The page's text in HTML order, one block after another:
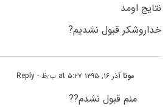
نتایج اومد
خداروشکر قبول نشدیم?
موناآذر ۱۶, ۱۳۹۵ at ۵:۲۷ ب٫ظ - Reply
منم قبول نشدم??